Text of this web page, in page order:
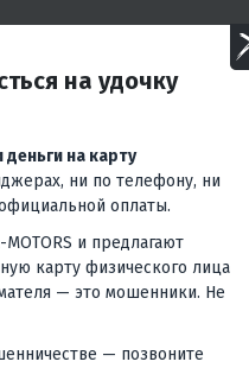
на удочку
на карту
ни по телефону, ни
оплаты.
и предлагают
карту физического лица
— это мошенники. Не
— позвоните